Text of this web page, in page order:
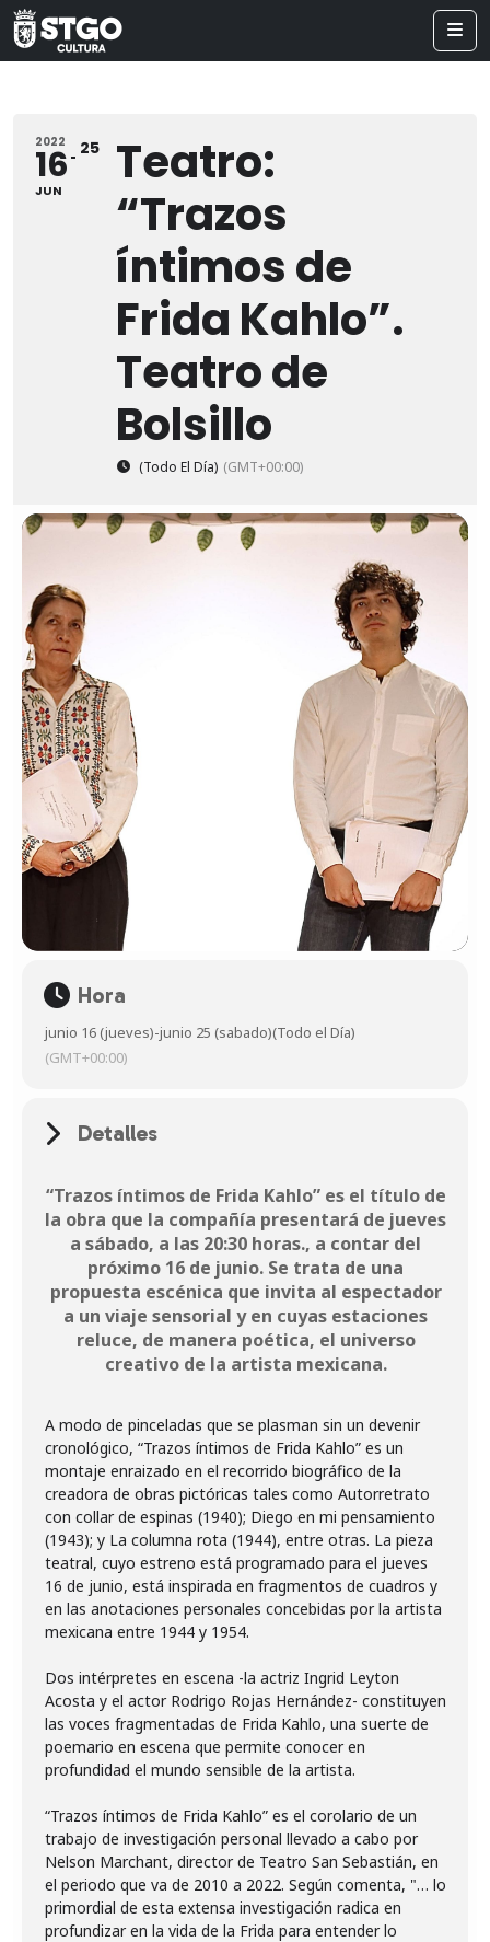
2022
16
JUN
25
Teatro:
“Trazos
íntimos de
Frida Kahlo”.
Teatro de
Bolsillo
(Todo El Día) (GMT+00:00)
Hora
junio 16 (jueves)-junio 25 (sabado)(Todo el Día)
(GMT+00:00)
Detalles
“Trazos íntimos de Frida Kahlo” es el título de
la obra que la compañía presentará de jueves
a sábado, a las 20:30 horas., a contar del
próximo 16 de junio. Se trata de una
propuesta escénica que invita al espectador
a un viaje sensorial y en cuyas estaciones
reluce, de manera poética, el universo
creativo de la artista mexicana.
A modo de pinceladas que se plasman sin un devenir
cronológico, “Trazos íntimos de Frida Kahlo” es un
montaje enraizado en el recorrido biográfico de la
creadora de obras pictóricas tales como Autorretrato
con collar de espinas (1940); Diego en mi pensamiento
(1943); y La columna rota (1944), entre otras. La pieza
teatral, cuyo estreno está programado para el jueves
16 de junio, está inspirada en fragmentos de cuadros y
en las anotaciones personales concebidas por la artista
mexicana entre 1944 y 1954.
Dos intérpretes en escena -la actriz Ingrid Leyton
Acosta y el actor Rodrigo Rojas Hernández- constituyen
las voces fragmentadas de Frida Kahlo, una suerte de
poemario en escena que permite conocer en
profundidad el mundo sensible de la artista.
“Trazos íntimos de Frida Kahlo” es el corolario de un
trabajo de investigación personal llevado a cabo por
Nelson Marchant, director de Teatro San Sebastián, en
el periodo que va de 2010 a 2022. Según comenta, "… lo
primordial de esta extensa investigación radica en
profundizar en la vida de la Frida para entender lo